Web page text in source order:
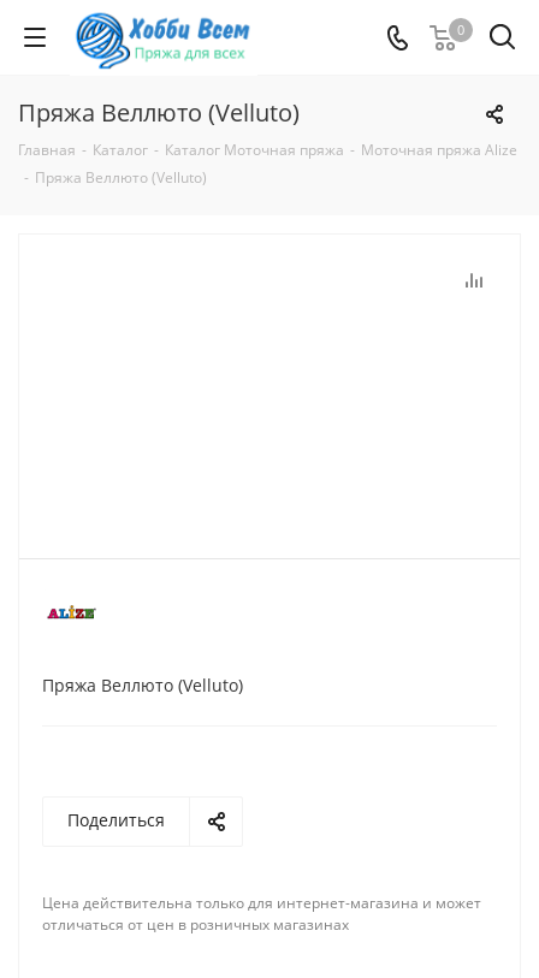
0
Пряжа Веллюто (Velluto)
Главная - Каталог - Каталог Моточная пряжа - Моточная пряжа Alize
- Пряжа Веллюто (Velluto)
Пряжа Веллюто (Velluto)
Поделиться
Цена действительна только для интернет-магазина и может
отличаться от цен в розничных магазинах